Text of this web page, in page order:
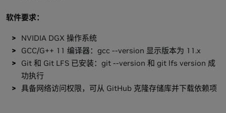
软件要求：
NVIDIA DGX 操作系统
GCC/G++ 11 编译器：gcc --version 显示版本为 11.x
Git 和 Git LFS 已安装：git --version 和 git lfs version 成
功执行
具备网络访问权限，可从 GitHub 克隆存储库并下载依赖项